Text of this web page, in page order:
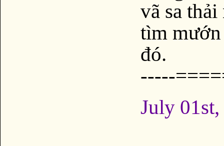
vã sa
tìm
đó.
-----===
July